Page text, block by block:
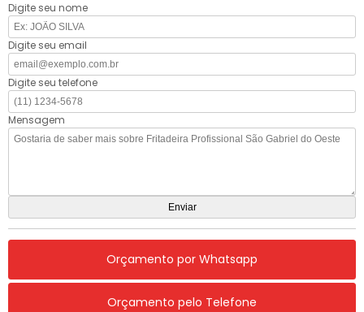
Digite seu nome
Digite seu email
Digite seu telefone
Mensagem
Orçamento por Whatsapp
Orçamento pelo Telefone